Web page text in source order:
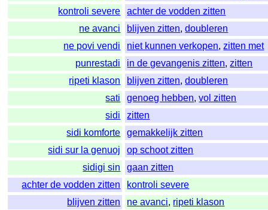
kontroli severe
achter de vodden zitten
ne avanci
blijven zitten,doubleren
ne povi vendi
niet kunnen verkopen,zitten met
punrestadi
in de gevangenis zitten,zitten
ripeti klason
blijven zitten,doubleren
sati
genoeg hebben,vol zitten
sidi
zitten
sidi komforte
gemakkelijk zitten
sidi sur la genuoj
op schoot zitten
sidigi sin
gaan zitten
achter de vodden zitten
kontroli severe
blijven zitten
ne avanci, ripeti klason